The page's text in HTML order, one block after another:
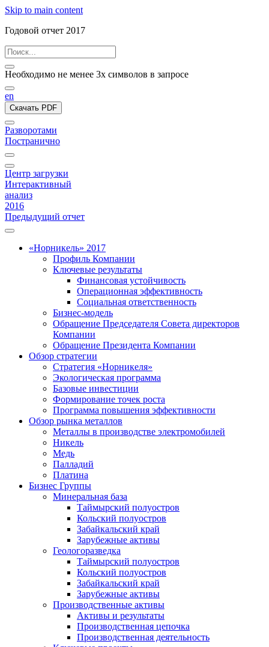
Skip to main content
Годовой отчет 2017
Необходимо не менее 3х символов в запросе
en
Скачать PDF
Разворотами
Постранично
Центр загрузки
Интерактивный
анализ
2016
Предыдущий отчет
«Норникель» 2017
Профиль Компании
Ключевые результаты
Финансовая устойчивость
Операционная эффективность
Социальная ответственность
Бизнес-модель
Обращение Председателя Совета директоров
Компании
Обращение Президента Компании
Обзор стратегии
Стратегия «Норникеля»
Экологическая программа
Базовые инвестиции
Формирование точек роста
Программа повышения эффективности
Обзор рынка металлов
Металлы в производстве электромобилей
Никель
Медь
Палладий
Платина
Бизнес Группы
Минеральная база
Таймырский полуостров
Кольский полуостров
Забайкальский край
Зарубежные активы
Геологоразведка
Таймырский полуостров
Кольский полуостров
Забайкальский край
Зарубежные активы
Производственные активы
Активы и результаты
Производственная цепочка
Производственная деятельность